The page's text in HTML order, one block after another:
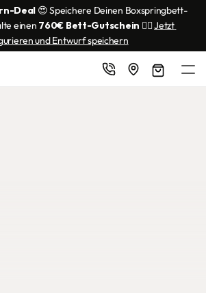
Deal 😍 Speichere Deinen Boxspringbett-
einen 760€ Bett-Gutschein 👌🏼 Jetzt
und Entwurf speichern